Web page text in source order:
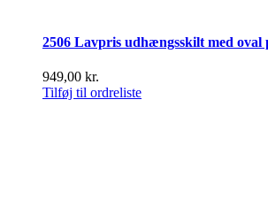
2506 Lavpris udhængsskilt med oval
949,00 kr.
Tilføj til ordreliste